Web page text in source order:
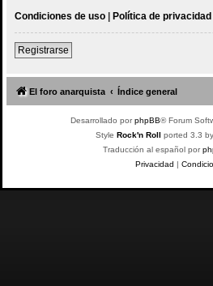
Condiciones de uso | Política de privacidad
Registrarse
El foro anarquista Índice general
Desarrollado porphpBB® Forum
Style Rock'n Roll ported 3.3 by
Traducción al español por
Privacidad |